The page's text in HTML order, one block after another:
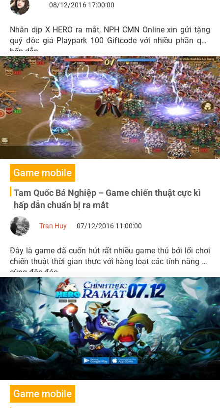
08/12/2016 17:00:00
Nhân dịp X HERO ra mắt, NPH CMN Online xin gửi tặng
quý độc giả Playpark 100 Giftcode với nhiều phần quà
hấp dẫn.
Game mobile
Tam Quốc Bá Nghiệp – Game chiến thuật cực kì
hấp dẫn chuẩn bị ra mắt
Tran Huy 07/12/2016 11:00:00
Đây là game đã cuốn hút rất nhiều game thủ bởi lối chơi
chiến thuật thời gian thực với hàng loạt các tính năng vô
cùng độc đáo.
Game mobile